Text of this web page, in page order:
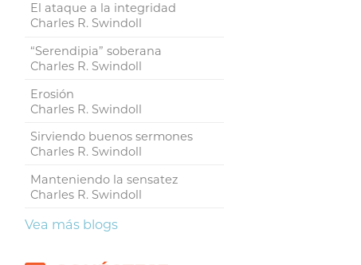
El ataque a la integridad
Charles R. Swindoll
“Serendipia” soberana
Charles R. Swindoll
Erosión
Charles R. Swindoll
Sirviendo buenos sermones
Charles R. Swindoll
Manteniendo la sensatez
Charles R. Swindoll
Vea más blogs